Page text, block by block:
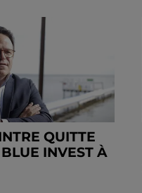
QUITTE
INVEST À